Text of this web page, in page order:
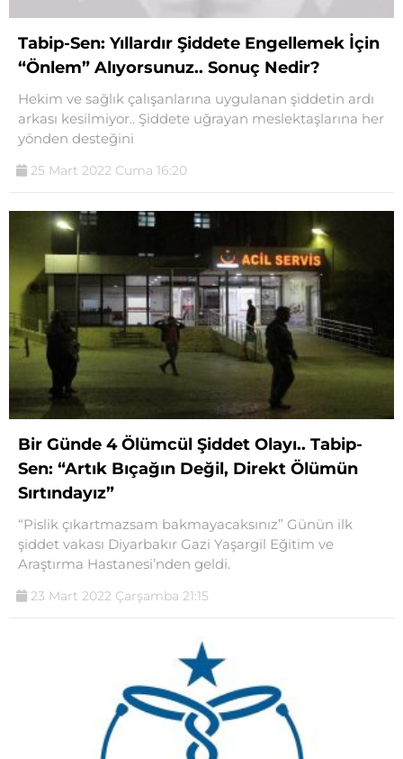
Tabip-Sen: Yıllardır Şiddete Engellemek İçin
“Önlem” Alıyorsunuz.. Sonuç Nedir?
Hekim ve sağlık çalışanlarına uygulanan şiddetin ardı
arkası kesilmiyor.. Şiddete uğrayan meslektaşlarına her
yönden desteğini
25 Mart 2022 Cuma 16:20
Bir Günde 4 Ölümcül Şiddet Olayı.. Tabip-
Sen: “Artık Bıçağın Değil, Direkt Ölümün
Sırtındayız”
“Pislik çıkartmazsam bakmayacaksınız” Günün ilk
şiddet vakası Diyarbakır Gazi Yaşargil Eğitim ve
Araştırma Hastanesi’nden geldi.
23 Mart 2022 Çarşamba 21:15